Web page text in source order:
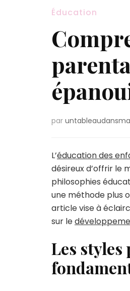
Éducation
par
L’éducation des
désireux d’offrir le
philosophies
une méthode plus
article vise à
sur le
Les